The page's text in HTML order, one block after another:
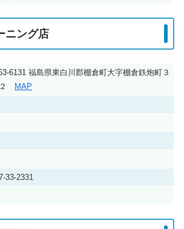
ニング店
6131 福島県東白川郡棚倉町大字棚倉鉄炮町３
MAP
33-2331